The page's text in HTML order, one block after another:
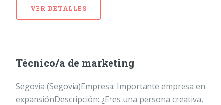
VER DETALLES
Técnico/a de marketing
Segovia (Segovia)Empresa: Importante empresa en
expansiónDescripción: ¿Eres una persona creativa,